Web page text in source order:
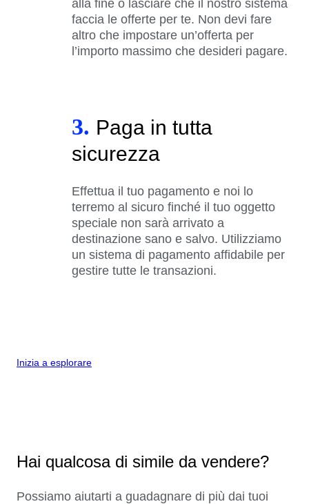
alla fine o lasciare che il nostro sistema
faccia le offerte per te. Non devi fare
altro che impostare un’offerta per
l’importo massimo che desideri pagare.
3. Paga in tutta
sicurezza
Effettua il tuo pagamento e noi lo
terremo al sicuro finché il tuo oggetto
speciale non sarà arrivato a
destinazione sano e salvo. Utilizziamo
un sistema di pagamento affidabile per
gestire tutte le transazioni.
Inizia a esplorare
Hai qualcosa di simile da vendere?
Possiamo aiutarti a guadagnare di più dai tuoi